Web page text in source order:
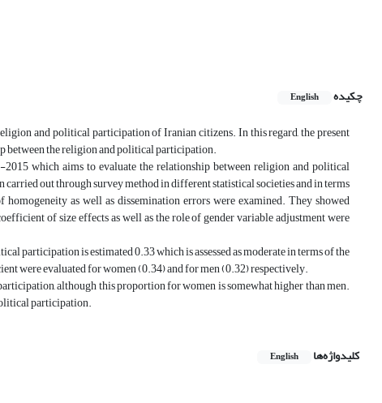
چکیده
English
and political participation of Iranian citizens. In this regard, the present
between the religion and political participation.
which aims to evaluate the relationship between religion and political
out through survey method in different statistical societies and in terms
as well as dissemination errors were examined. They showed
of size effects as well as the role of gender variable adjustment were
participation is estimated 0.33 which is assessed as moderate in terms of the
were evaluated for women (0.34) and for men (0.32) respectively.
although this proportion for women is somewhat higher than men.
participation.
کلیدواژه‌ها English